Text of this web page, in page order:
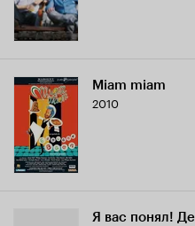
Miam miam
2010
Я вас понял!